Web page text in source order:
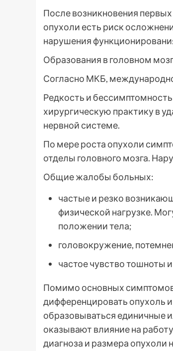
После возникновения
опухоли есть риск
нарушения
Образования в головном
Согласно МКБ,
Редкость и
хирургическую практику в
нервной системе.
По мере роста опухоли
отделы головного мозга.
Общие жалобы больных:
частые и резко
физической нагрузке.
положении тела;
головокружение,
частое чувство тошноты
Помимо основных
дифференцировать опухоль
образовываться единичные
оказывают влияние на
диагноза и размера опухоли